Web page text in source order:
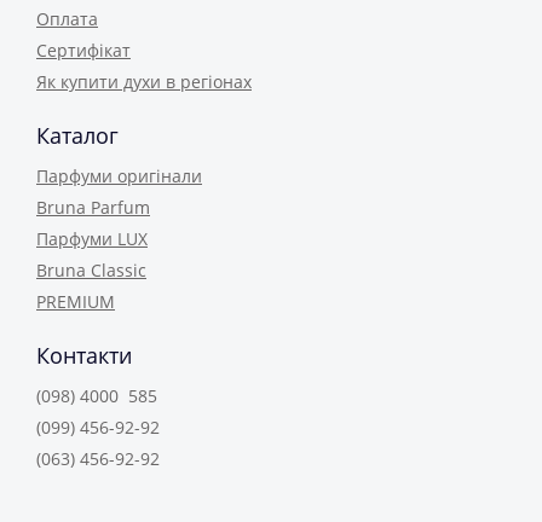
Оплата
Сертифікат
Як купити духи в регіонах
Каталог
Парфуми оригінали
Bruna Parfum
Парфуми LUX
Bruna Classic
PREMIUM
Контакти
(098) 4000 585
(099) 456-92-92
(063) 456-92-92